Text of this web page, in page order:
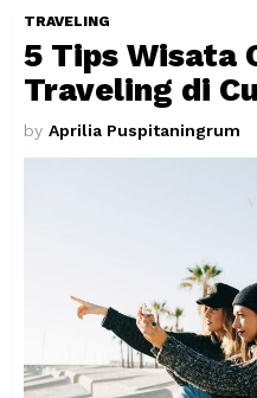
TRAVELING
5 Tips Wisata
Traveling di
by Aprilia Puspitaningrum